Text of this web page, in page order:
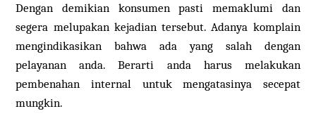
Dengan demikian konsumen pasti memaklumi dan
segera melupakan kejadian tersebut. Adanya komplain
mengindikasikan bahwa ada yang salah dengan
pelayanan anda. Berarti anda harus melakukan
pembenahan internal untuk mengatasinya secepat
mungkin.